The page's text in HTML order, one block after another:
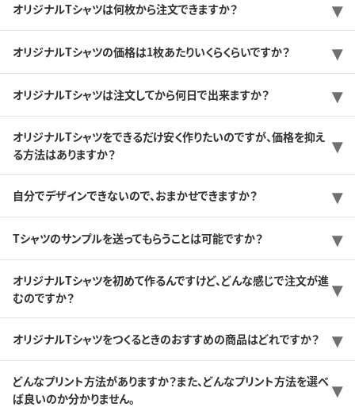
オリジナルTシャツは何枚から注文できますか？
オリジナルTシャツの価格は1枚あたりいくらくらいですか？
オリジナルTシャツは注文してから何日で出来ますか？
オリジナルTシャツをできるだけ安く作りたいのですが、価格を抑え
る方法はありますか？
自分でデザインできないので、おまかせできますか？
Tシャツのサンプルを送ってもらうことは可能ですか？
オリジナルTシャツを初めて作るんですけど、どんな感じで注文が進
むのですか？
オリジナルTシャツをつくるときのおすすめの商品はどれですか？
どんなプリント方法がありますか？また、どんなプリント方法を選べ
ば良いのか分かりません。